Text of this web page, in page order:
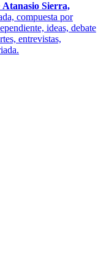
Atanasio Sierra,
compuesta por
ideas, debate
entrevistas,